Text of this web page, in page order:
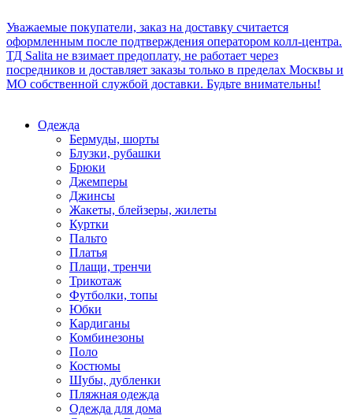
Уважаемые покупатели, заказ на доставку считается
оформленным после подтверждения оператором колл-центра.
ТД Salita не взимает предоплату, не работает через
посредников и доставляет заказы только в пределах Москвы и
МО собственной службой доставки. Будьте внимательны!
Одежда
Бермуды, шорты
Блузки, рубашки
Брюки
Джемперы
Джинсы
Жакеты, блейзеры, жилеты
Куртки
Пальто
Платья
Плащи, тренчи
Трикотаж
Футболки, топы
Юбки
Кардиганы
Комбинезоны
Поло
Костюмы
Шубы, дубленки
Пляжная одежда
Одежда для дома